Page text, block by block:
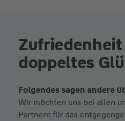
doppeltes
Folgendes sagen andere
Wir möchten uns bei allen
Partnern für das